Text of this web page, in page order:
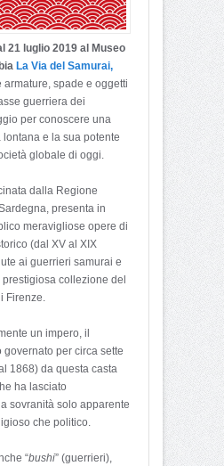
21 luglio 2019 al Museo
La Via del Samurai,
armature, spade e oggetti
guerriera dei
per conoscere una
lontana e la sua potente
globale di oggi.
dalla Regione
presenta in
meravigliose opere di
(dal XV al XIX
ai guerrieri samurai e
collezione del
Firenze.
un impero, il
governato per circa sette
1868) da questa casta
ha lasciato
sovranità solo apparente
che politico.
“bushi” (guerrieri),